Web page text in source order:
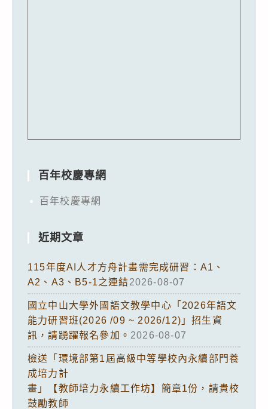
百年校慶專網
百年校慶專網
近期文章
115年度AI人才方舟計畫需完成研習：A1、
A2、A3、B5-1之連結2026-08-07
國立中山大學外國語文教學中心「2026年語文
能力研習班(2026 /09 ~ 2026/12)」招生資
訊，請踴躍報名參加。 2026-08-07
檢送「環境部第1屆高級中等學校內永續部門養
成培力計
畫」【教師培力永續工作坊】簡章1份，請貴校
鼓勵教師